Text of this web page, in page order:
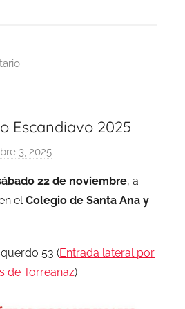
Escandiavo 2025
3, 2025
r
B
a
r
22 de noviembre, a
elColegio de Santa Ana y
53 (Entrada lateral por
de Torreanaz)